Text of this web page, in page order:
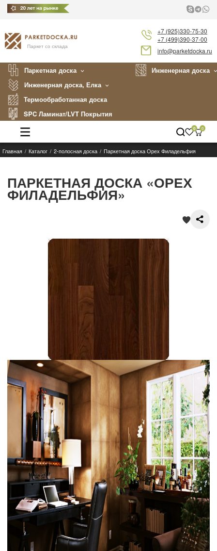
Паркет со склада
+7 (925)330-75-30
+7 (499)390-37-00
info@parketdocka.ru
Паркетная доска
Инженерная доска
Инженерная доска, Елка
Термообработанная доска
SPC Ламинат/LVT Покрытия
Каталог
Укладка
0 0
Главная Каталог 2-полосная доска Паркетная доска Орех Филадельфия
ПАРКЕТНАЯ ДОСКА «ОРЕХ
ФИЛАДЕЛЬФИЯ»